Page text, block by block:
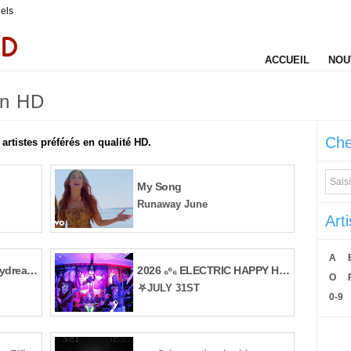
ACCUEIL
HD
préférés en qualité HD.
My Song
Runaway June
Eric Kupper Remix #Daydream30 2026 ₆⁶₆ ELECTRIC HAPPY HOUR ⸸⸸⸸
⛧JULY 31ST
A
O
0-9